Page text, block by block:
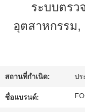
ทัวร์
ควบคุม
คุณภาพ
ระบบตร
อุตสาหกรรม,
สถานที่กำเนิด: ปร
ชื่อแบรนด์: